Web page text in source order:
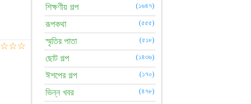
☆☆☆
শিক্ষণীয় গল্প (১৬৪৭)
রূপকথা (৫৫৫)
স্মৃতির পাতা (৫১৮)
ছোট গল্প (১৪৩৬)
ঈশপের গল্প (১৭০)
ভিন্ন খবর (৪৭৮)